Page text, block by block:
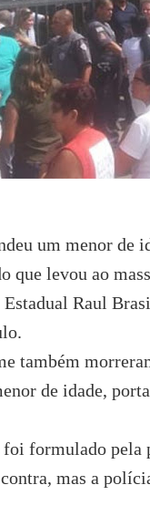
um menor de
que levou ao
Raul
também
de idade,
foi formulado
mas a